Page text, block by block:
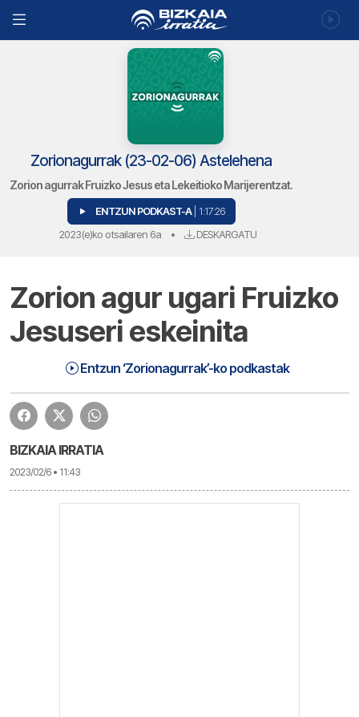
Zorionagurrak (23-02-06) Astelehena
Zorion agurrak Fruizko Jesus eta Lekeitioko Marijerentzat.
ENTZUN PODKAST-A | 1:17:26
2023(e)ko otsailaren 6a • DESKARGATU
Zorion agur ugari Fruizko
Jesuseri eskeinita
Entzun ‘Zorionagurrak’-ko podkastak
1:17:26 Zorionagurrak (23-02-06) Astelehena | Zorionagurrak
BIZKAIA IRRATIA
2023/02/6 • 11:43